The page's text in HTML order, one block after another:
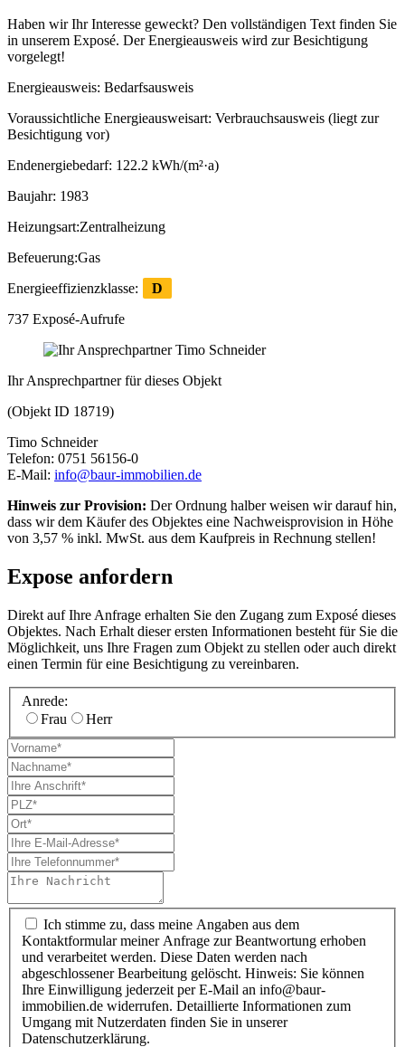
Haben wir Ihr Interesse geweckt? Den vollständigen Text finden Sie
in unserem Exposé. Der Energieausweis wird zur Besichtigung
vorgelegt!
Energieausweis: Bedarfsausweis
Voraussichtliche Energieausweisart: Verbrauchsausweis (liegt zur
Besichtigung vor)
Endenergiebedarf: 122.2 kWh/(m²·a)
Baujahr: 1983
Heizungsart:Zentralheizung
Befeuerung:Gas
Energieeffizienzklasse:
D
737 Exposé-Aufrufe
Ihr Ansprech­partner für dieses Objekt
(Objekt ID 18719)
Timo Schneider
Telefon: 0751 56156-0
E-Mail: info@baur-immobilien.de
Hinweis zur Provision: Der Ordnung halber weisen wir darauf hin,
dass wir dem Käufer des Objektes eine Nachweisprovision in Höhe
von 3,57 % inkl. MwSt. aus dem Kaufpreis in Rechnung stellen!
Expose anfordern
Direkt auf Ihre Anfrage erhalten Sie den Zugang zum Exposé dieses
Objektes. Nach Erhalt dieser ersten Informationen besteht für Sie die
Möglichkeit, uns Ihre Fragen zum Objekt zu stellen oder auch direkt
einen Termin für eine Besichtigung zu vereinbaren.
Anrede:
Frau
Herr
Ich stimme zu, dass meine Angaben aus dem
Kontaktformular meiner Anfrage zur Beantwortung erhoben
und verarbeitet werden. Diese Daten werden nach
abgeschlossener Bearbeitung gelöscht. Hinweis: Sie können
Ihre Einwilligung jederzeit per E-Mail an info@baur-
immobilien.de widerrufen. Detaillierte Informationen zum
Umgang mit Nutzerdaten finden Sie in unserer
Datenschutzerklärung.